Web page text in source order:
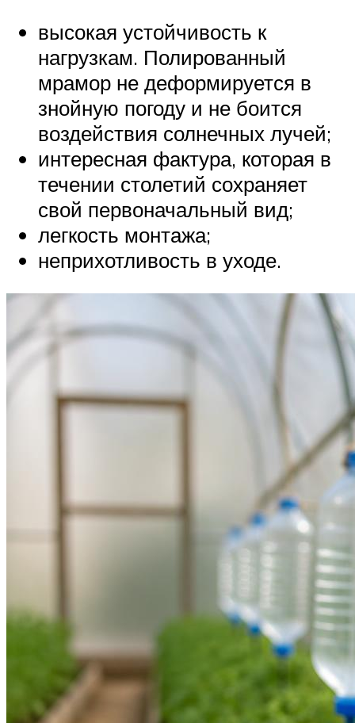
высокая устойчивость к
нагрузкам. Полированный
мрамор не деформируется в
знойную погоду и не боится
воздействия солнечных лучей;
интересная фактура, которая в
течении столетий сохраняет
свой первоначальный вид;
легкость монтажа;
неприхотливость в уходе.